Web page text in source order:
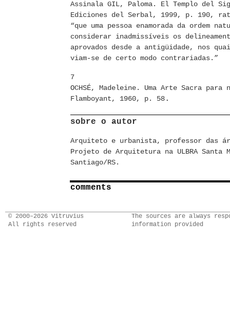
Assinala GIL, Paloma. El Templo del
Ediciones del Serbal, 1999, p. 190,
“que uma pessoa enamorada da ordem
considerar inadmissíveis os
aprovados desde a antigüidade, nos
viam-se de certo modo contrariadas.”
7
OCHSÉ, Madeleine. Uma Arte Sacra para
Flamboyant, 1960, p. 58.
sobre o autor
Arquiteto e urbanista, professor das
Projeto de Arquitetura na ULBRA Santa
Santiago/RS.
comments
© 2000–2026 Vitruvius
All rights reserved
The sources are always
information provided